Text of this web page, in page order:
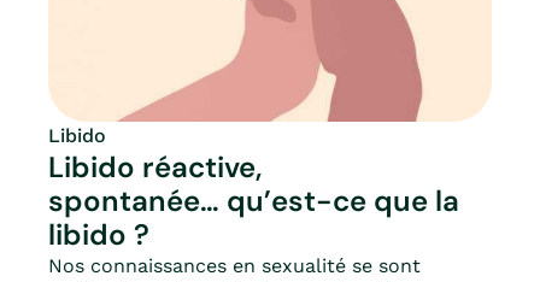
Libido
Libido réactive,
spontanée… qu’est-ce que la
libido ?
Nos connaissances en sexualité se sont